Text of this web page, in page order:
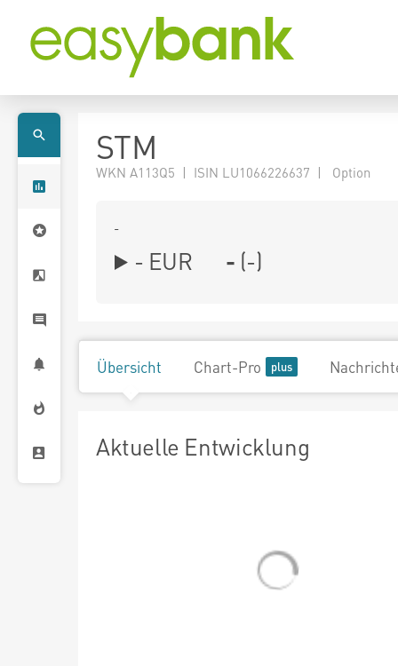
STM
WKN A113Q5 | ISIN LU1066226637 | Option
-
- EUR - (-)
Übersicht Chart-Pro
Aktuelle Entwicklung